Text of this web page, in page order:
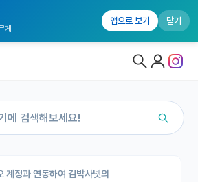
게
앱으로 보기 닫기
계정과 연동하여 김박사넷의